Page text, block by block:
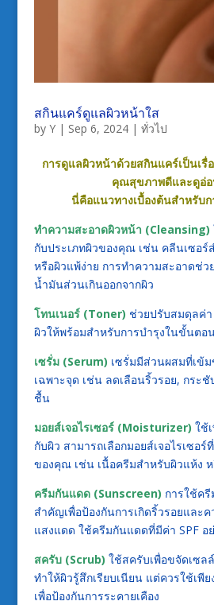
สกินแคร์ดูแลผิวหน้าใส
by Y| Sep 6, 2024| ทั่วไป
การดูแลผิวหน้าด้วยสกินแคร์เป็นเรื่
คุณสุขภาพดีและดูอ่อ
นี่คือแนวทางเบื้องต้นสำหรับ
ทำความสะอาดผิวหน้า (Cleansing)
กับประเภทผิวของคุณ เช่น คลีนเซอร์
หรือผิวแพ้ง่าย การทำความสะอาดช่ว
น้ำมันส่วนเกินออกจากผิว
โทนเนอร์ (Toner) ช่วยปรับสมดุลค่า
ผิวให้พร้อมสำหรับการบำรุงในขั้นตอ
เซรั่ม (Serum) เซรั่มมีส่วนผสมที่เข้
เฉพาะจุด เช่น ลดเลือนริ้วรอย, กระ
ชื้น
มอยส์เจอไรเซอร์ (Moisturizer) ใช้
กับผิว สามารถเลือกมอยส์เจอไรเซอร์
ของคุณ เช่น เนื้อครีมสำหรับผิวแห้ง
ครีมกันแดด (Sunscreen) การใช้ค
สำคัญเพื่อป้องกันการเกิดริ้วรอยและค
แสงแดด ใช้ครีมกันแดดที่มีค่า SPF อ
สครับ (Scrub) ใช้สครับเพื่อขจัดเซล
ทำให้ผิวรู้สึกเรียบเนียน แต่ควรใช้เพี
เพื่อป้องกันการระคายเคือง